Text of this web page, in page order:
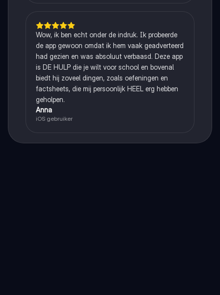
Wow, ik ben echt onder de indruk. Ik probeerde
de app gewoon omdat ik hem vaak geadverteerd
had gezien en was absoluut verbaasd. Deze app
is DE HULP die je wilt voor school en bovenal
biedt hij zoveel dingen, zoals oefeningen en
factsheets, die mij persoonlijk HEEL erg hebben
geholpen.
Anna
iOS gebruiker